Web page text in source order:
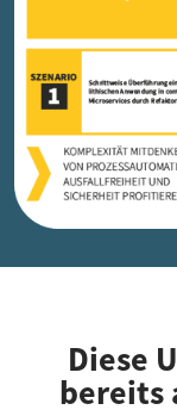
Diese
bereits